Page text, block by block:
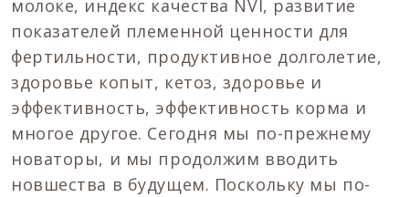
молоке, индекс качества NVI, развитие
показателей племенной ценности для
фертильности, продуктивное долголетие,
здоровье копыт, кетоз, здоровье и
эффективность, эффективность корма и
многое другое. Сегодня мы по-прежнему
новаторы, и мы продолжим вводить
новшества в будущем. Поскольку мы по-